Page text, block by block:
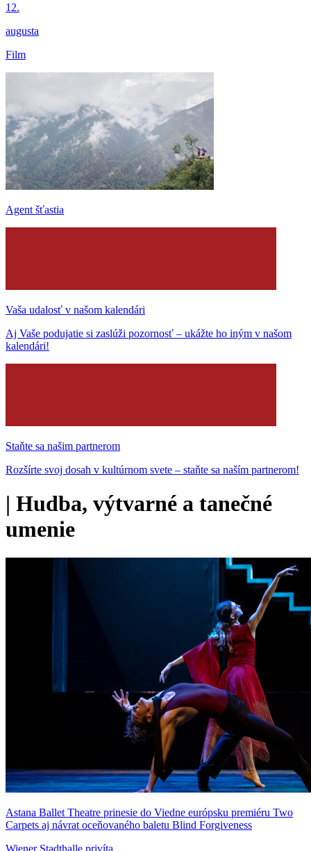
12.
augusta
Film
Agent šťastia
Vaša udalosť v našom kalendári
Aj Vaše podujatie si zaslúži pozornosť – ukážte ho iným v našom
kalendári!
Staňte sa našim partnerom
Rozšírte svoj dosah v kultúrnom svete – staňte sa naším partnerom!
| Hudba, výtvarné a tanečné
umenie
Astana Ballet Theatre prinesie do Viedne európsku premiéru Two
Carpets aj návrat oceňovaného baletu Blind Forgiveness
Wiener Stadthalle privíta...